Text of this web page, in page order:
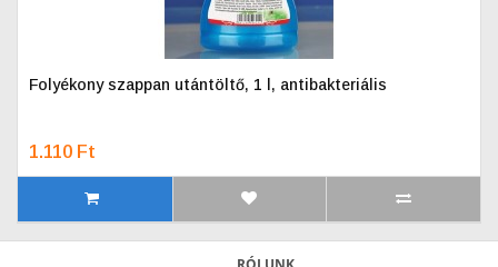
Folyékony szappan utántöltő, 1 l, antibakteriális
1.110 Ft